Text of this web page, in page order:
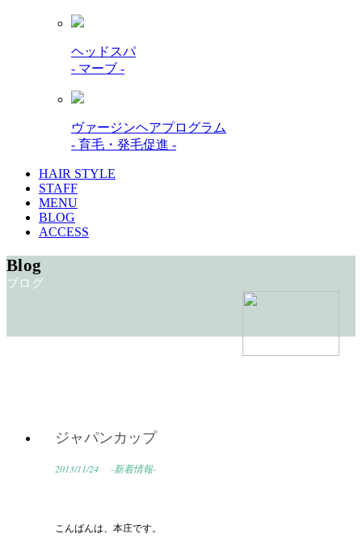
ヘッドスパ
- マーブ -
ヴァージンヘアプログラム
- 育毛・発毛促進 -
HAIR STYLE
STAFF
MENU
BLOG
ACCESS
Blog
ブログ
ジャパンカップ
2013/11/24 -新着情報-
こんばんは、本庄です。